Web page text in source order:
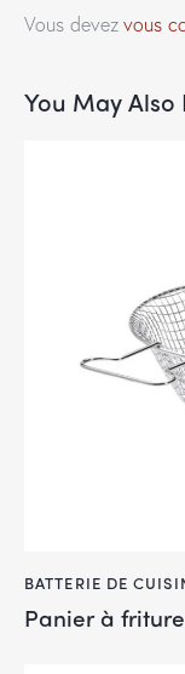
Vous devezvous
You May Also
BATTERIE DE
Panier à